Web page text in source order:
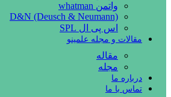
واتمن whatman
D&N (Deusch & Neumann)
اس پی ال SPL
مقالات و مجله علمینو
مقاله
مجله
درباره ما
تماس با ما